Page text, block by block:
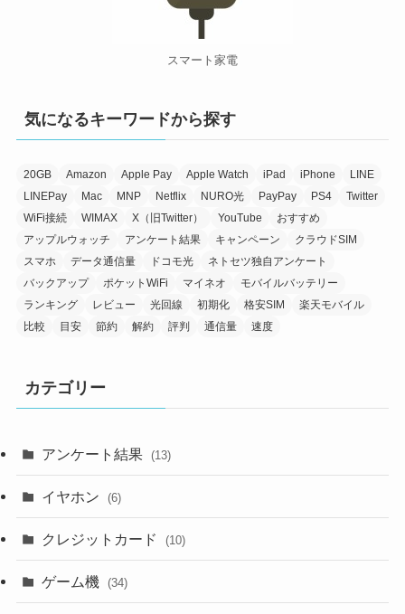
スマート家電
気になるキーワードから探す
20GB Amazon Apple Pay Apple Watch iPad iPhone
LINE
LINEPay
Mac MNP Netflix NURO光 PayPay PS4
Twitter
WiFi接続
WIMAX X（旧Twitter） YouTube
おすすめ
アップルウォッチ
アンケート結果 キャンペーン
クラウドSIM
スマホ
データ通信量 ドコモ光
ネトセツ独自アンケート
バックアップ
ポケットWiFi マイネオ
モバイルバッテリー
ランキング
レビュー 光回線 初期化 格安SIM
楽天モバイル
比較
目安 節約 解約 評判 通信量 速度
カテゴリー
アンケート結果 (13)
イヤホン (6)
クレジットカード (10)
ゲーム機 (34)